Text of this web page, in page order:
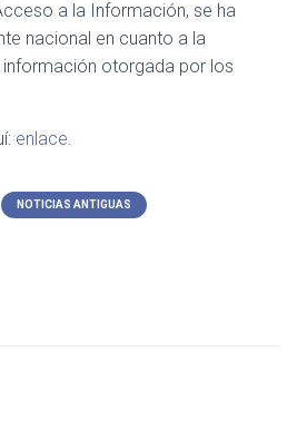
a la Información, se ha
nacional en cuanto a la
otorgada por los
enlace.
NOTICIAS ANTIGUAS